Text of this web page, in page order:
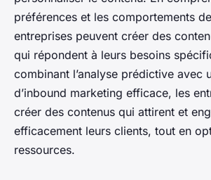
préférences et les comportements
entreprises peuvent créer des
qui répondent à leurs besoins
combinant l’analyse prédictive avec
d’inbound marketing efficace, les
créer des contenus qui attirent et
efficacement leurs clients, tout en
ressources.